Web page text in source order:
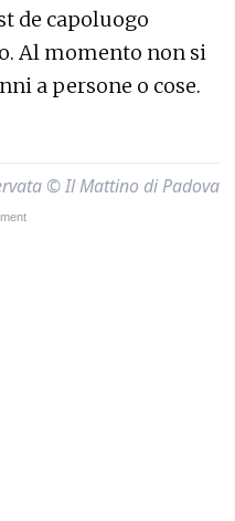
de capoluogo
Al momento non si
a persone o cose.
© Il Mattino di Padova